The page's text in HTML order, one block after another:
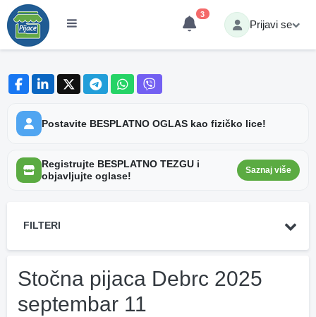
3
Prijavi se
Postavite BESPLATNO OGLAS kao fizičko lice!
Registrujte BESPLATNO TEZGU i
objavljujte oglase!
Saznaj više
FILTERI
Stočna pijaca Debrc 2025
septembar 11